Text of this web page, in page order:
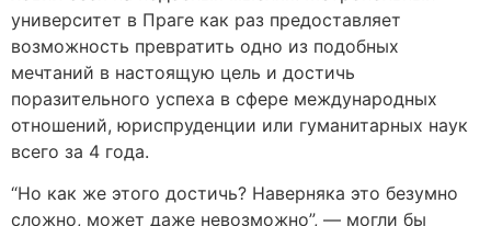
университет в Праге как раз предоставляет
возможность превратить одно из подобных
мечтаний в настоящую цель и достичь
поразительного успеха в сфере международных
отношений, юриспруденции или гуманитарных наук
всего за 4 года.
“Но как же этого достичь? Наверняка это безумно
сложно, может даже невозможно”, — могли бы